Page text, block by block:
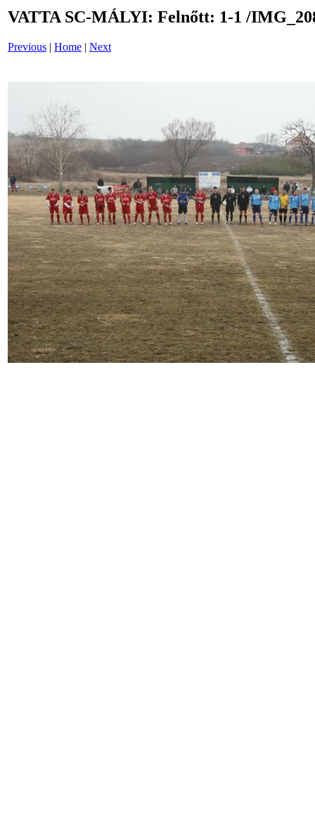
VATTA SC-MÁLYI: Felnőtt: 1-1 /
Previous | Home | Next